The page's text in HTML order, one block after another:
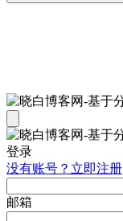
登录
没有账号？立即注册
邮箱